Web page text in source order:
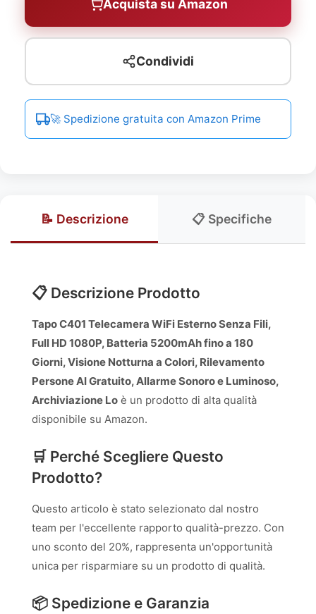
Acquista su Amazon
Condividi
🚀 Spedizione gratuita con Amazon Prime
📝 Descrizione 📋 Specifiche
📋 Descrizione Prodotto
Tapo C401 Telecamera WiFi Esterno Senza Fili,
Full HD 1080P, Batteria 5200mAh fino a 180
Giorni, Visione Notturna a Colori, Rilevamento
Persone AI Gratuito, Allarme Sonoro e Luminoso,
Archiviazione Lo è un prodotto di alta qualità
disponibile su Amazon.
🛒 Perché Scegliere Questo
Prodotto?
Questo articolo è stato selezionato dal nostro
team per l'eccellente rapporto qualità-prezzo. Con
uno sconto del 20%, rappresenta un'opportunità
unica per risparmiare su un prodotto di qualità.
📦 Spedizione e Garanzia